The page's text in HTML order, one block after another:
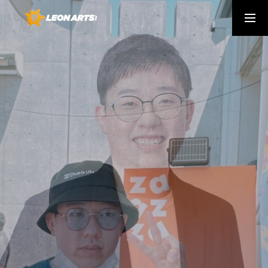
ｹｲﾊﾟﾋﾞﾘﾃｨ 健康経営
ABOUT US
わたしたちについて
SERVICE
CAREERS
採用情報
NEWS
弊社からの最新ニュース